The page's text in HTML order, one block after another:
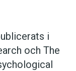
i
och The